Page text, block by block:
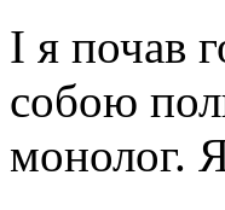
І я почав
собою
монолог.